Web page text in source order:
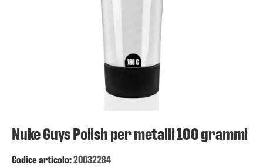
Nuke Guys Polish per metalli 100 grammi
Codice articolo:20032284